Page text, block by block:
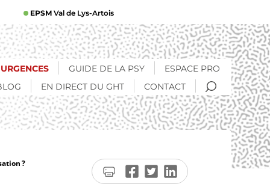
EPSM Val de Lys-Artois
URGENCES GUIDE DE LA PSY
ESPACE PRO
EN DIRECT DU GHT CONTACT RECHERCHE
? Imprimer
la
Partager
sur
Partager
sur
Partager
sur